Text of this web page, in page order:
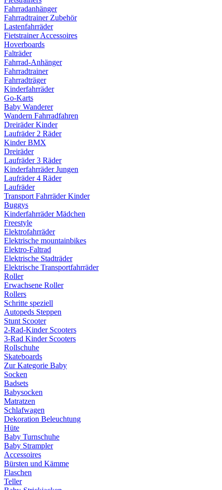
Fahrradanhänger
Fahrradtrainer Zubehör
Lastenfahrräder
Fietstrainer Accessoires
Hoverboards
Falträder
Fahrrad-Anhänger
Fahrradtrainer
Fahrradträger
Kinderfahrräder
Go-Karts
Baby Wanderer
Wandern Fahrradfahren
Dreiräder Kinder
Laufräder 2 Räder
Kinder BMX
Dreiräder
Laufräder 3 Räder
Kinderfahrräder Jungen
Laufräder 4 Räder
Laufräder
Transport Fahrräder Kinder
Buggys
Kinderfahrräder Mädchen
Freestyle
Elektrofahrräder
Elektrische mountainbikes
Elektro-Faltrad
Elektrische Stadträder
Elektrische Transportfahrräder
Roller
Erwachsene Roller
Rollers
Schritte speziell
Autopeds Steppen
Stunt Scooter
2-Rad-Kinder Scooters
3-Rad Kinder Scooters
Rollschuhe
Skateboards
Zur Kategorie Baby
Socken
Badsets
Babysocken
Matratzen
Schlafwagen
Dekoration Beleuchtung
Hüte
Baby Turnschuhe
Baby Strampler
Accessoires
Bürsten und Kämme
Flaschen
Teller